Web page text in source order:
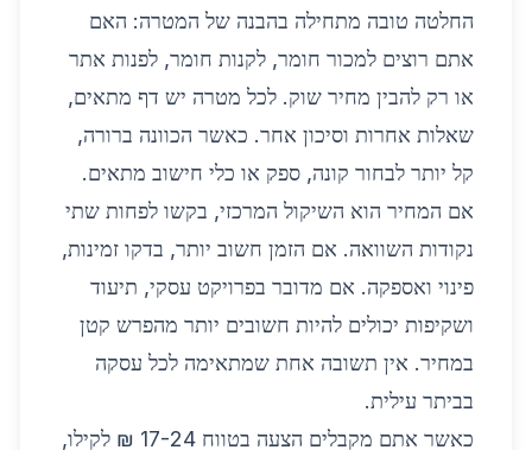
החלטה טובה מתחילה בהבנה של המטרה: האם
אתם רוצים למכור חומר, לקנות חומר, לפנות אתר
או רק להבין מחיר שוק. לכל מטרה יש דף מתאים,
שאלות אחרות וסיכון אחר. כאשר הכוונה ברורה,
קל יותר לבחור קונה, ספק או כלי חישוב מתאים.
אם המחיר הוא השיקול המרכזי, בקשו לפחות שתי
נקודות השוואה. אם הזמן חשוב יותר, בדקו זמינות,
פינוי ואספקה. אם מדובר בפרויקט עסקי, תיעוד
ושקיפות יכולים להיות חשובים יותר מהפרש קטן
במחיר. אין תשובה אחת שמתאימה לכל עסקה
בביתר עילית.
כאשר אתם מקבלים הצעה בטווח 17-24 ₪ לקילו,